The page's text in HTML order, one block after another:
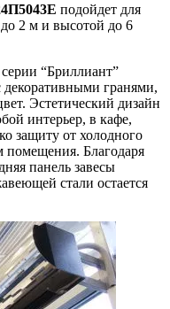
подойдет для
2 м и высотой до 6
“Бриллиант”
гранями,
Эстетический дизайн
интерьер, в кафе,
защиту от холодного
помещения. Благодаря
панель завесы
стали остается